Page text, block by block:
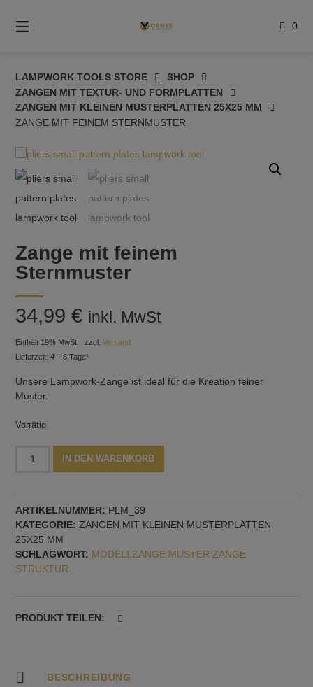
zum
Inhalt
0
LAMPWORK TOOLS STORE
SHOP
ZANGEN MIT TEXTUR- UND FORMPLATTEN
ZANGEN MIT KLEINEN MUSTERPLATTEN 25X25 MM
ZANGE MIT FEINEM STERNMUSTER
Zange mit feinem
Sternmuster
34,99€ inkl. MwSt
Enthält 19% MwSt. zzgl.Versand
Lieferzeit: 4 – 6 Tage*
Unsere Lampwork-Zange ist ideal für die Kreation feiner
Muster.
Vorrätig
Menge
IN DEN WARENKORB
ARTIKELNUMMER: PLM_39
KATEGORIE: ZANGEN MIT KLEINEN MUSTERPLATTEN
25X25 MM
SCHLAGWORT: MODELLZANGE MUSTER ZANGE
STRUKTUR
PRODUKT TEILEN:
BESCHREIBUNG